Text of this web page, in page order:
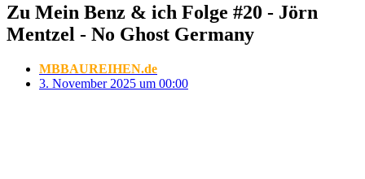
Zu Mein Benz & ich Folge #20 - Jörn
Mentzel - No Ghost Germany
MBBAUREIHEN.de
3. November 2025 um 00:00